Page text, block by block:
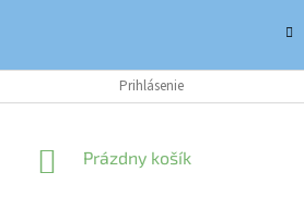
VRÁTENIE TOVARU
Prihlásenie
NÁKUPNÝ
Prázdny košík